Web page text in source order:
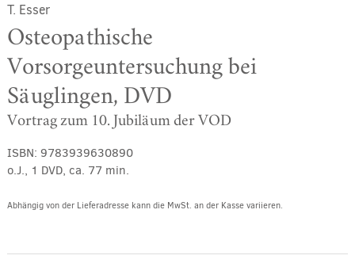
T. Esser
Osteopathische
Vorsorgeuntersuchung bei
Säuglingen, DVD
Vortrag zum 10. Jubiläum der VOD
ISBN: 9783939630890
o.J., 1 DVD, ca. 77 min.
Abhängig von der Lieferadresse kann die MwSt. an der Kasse variieren.